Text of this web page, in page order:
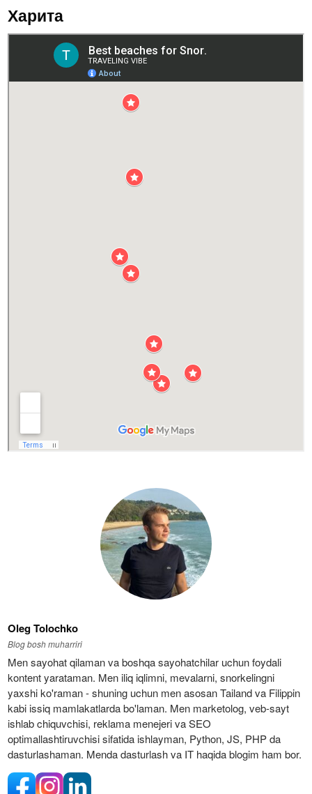
Харита
Oleg Tolochko
Blog bosh muharriri
Men sayohat qilaman va boshqa sayohatchilar uchun foydali
kontent yarataman. Men iliq iqlimni, mevalarni, snorkelingni
yaxshi ko'raman - shuning uchun men asosan Tailand va Filippin
kabi issiq mamlakatlarda bo'laman. Men marketolog, veb-sayt
ishlab chiquvchisi, reklama menejeri va SEO
optimallashtiruvchisi sifatida ishlayman, Python, JS, PHP da
dasturlashaman. Menda dasturlash va IT haqida blogim ham bor.